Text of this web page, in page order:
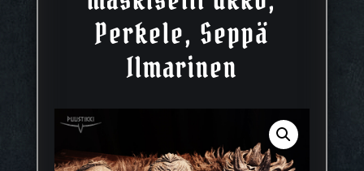
Perkele, Seppä
Ilmarinen